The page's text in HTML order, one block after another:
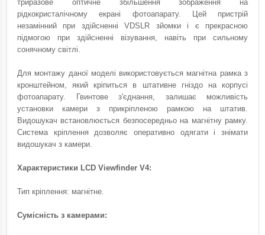
триразове оптичне збільшення зображення на
рідкокристалічному екрані фотоапарату. Цей пристрій
незамінний при здійсненні VDSLR зйомки і є прекрасною
підмогою при здійсненні візування, навіть при сильному
сонячному світлі.
Для монтажу даної моделі використовується магнітна рамка з
кронштейном, який кріпиться в штативне гніздо на корпусі
фотоапарату. Гвинтове з'єднання, залишає можливість
установки камери з прикріпленою рамкою на штатив.
Видошукач встановлюється безпосередньо на магнітну рамку.
Система кріплення дозволяє оперативно одягати і знімати
видошукач з камери.
Характеристики LCD Viewfinder V4:
Тип кріплення: магнітне.
Сумісність з камерами: